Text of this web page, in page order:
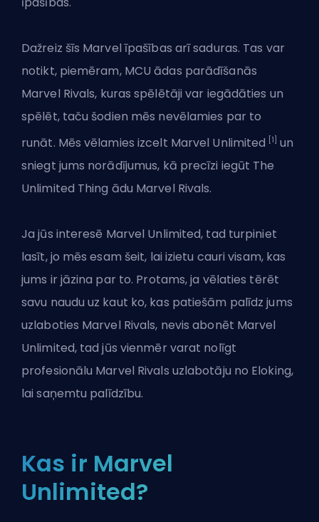
Dažreiz šīs Marvel īpašības arī saduras. Tas var
notikt, piemēram, MCU ādas parādīšanās
Marvel Rivals, kuras spēlētāji var iegādāties un
spēlēt, taču šodien mēs nevēlamies par to
runāt. Mēs vēlamies izcelt Marvel Unlimited
[1] un
sniegt jums norādījumus, kā precīzi iegūt The
Unlimited Thing ādu Marvel Rivals.
Ja jūs interesē Marvel Unlimited, tad turpiniet
lasīt, jo mēs esam šeit, lai izietu cauri visam, kas
jums ir jāzina par to. Protams, ja vēlaties tērēt
savu naudu uz kaut ko, kas patiešām palīdz jums
uzlaboties Marvel Rivals, nevis abonēt Marvel
Unlimited, tad jūs vienmēr varat nolīgt
profesionālu Marvel Rivals uzlabotāju no Eloking,
lai saņemtu palīdzību.
Kas ir Marvel
Unlimited?